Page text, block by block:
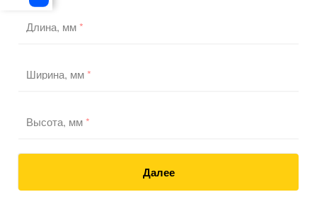
Длина, мм*
Ширина, мм*
Высота, мм*
Далее